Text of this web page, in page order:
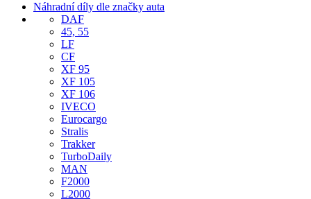
Náhradní díly dle značky auta
DAF
45, 55
LF
CF
XF 95
XF 105
XF 106
IVECO
Eurocargo
Stralis
Trakker
TurboDaily
MAN
F2000
L2000